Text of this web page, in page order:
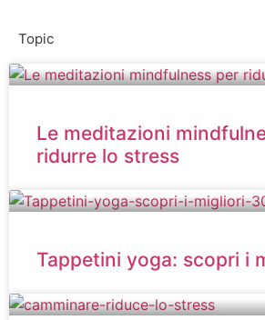
Topic
Le meditazioni
ridurre lo stress
Tappetini yoga: scopri i